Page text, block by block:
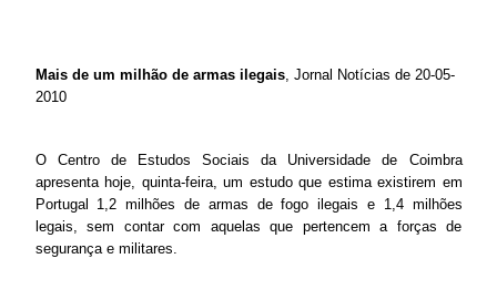
Mais de um milhão de armas ilegais, Jornal Notícias de 20-05-
2010
O Centro de Estudos Sociais da Universidade de Coimbra
apresenta hoje, quinta-feira, um estudo que estima existirem em
Portugal 1,2 milhões de armas de fogo ilegais e 1,4 milhões
legais, sem contar com aquelas que pertencem a forças de
segurança e militares.